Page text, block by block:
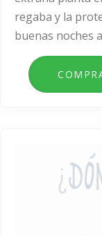
regaba y la
buenas noches